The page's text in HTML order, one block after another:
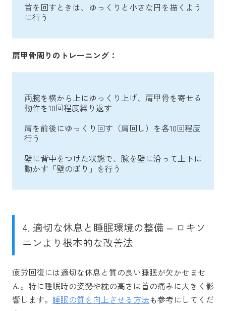
首を回すときは、ゆっくりと小さな円を描くよう
に行う
肩甲骨周りのトレーニング：
両腕を横から上にゆっくり上げ、肩甲骨を寄せる
動作を10回程度繰り返す
肩を前後にゆっくり回す（肩回し）を各10回程度
行う
壁に背中をつけた状態で、腕を壁に沿って上下に
動かす「壁のぼり」を行う
4. 適切な休息と睡眠環境の整備 – ロキソ
ニンより根本的な改善法
疲労回復には適切な休息と質の良い睡眠が欠かせませ
ん。特に睡眠時の姿勢や枕の高さは首の痛みに大きく影
響します。 睡眠の質を向上させる方法も参考にしてくだ